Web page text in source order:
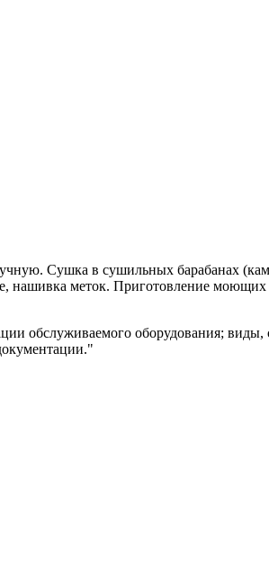
Сушка в сушильных барабанах
нашивка меток. Приготовление
обслуживаемого оборудования;